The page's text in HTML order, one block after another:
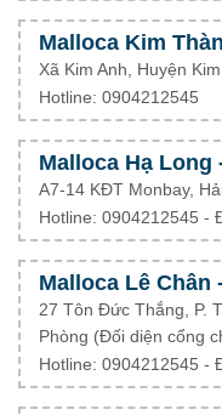
Malloca Kim
Xã Kim Anh, Huyện
Hotline: 0904212545
Malloca Hạ Long
A7-14 KĐT Monbay,
Hotline: 0904212545 -
Malloca Lê Chân
27 Tôn Đức Thắng, P.
Phòng (Đối diện cổng
Hotline: 0904212545 -